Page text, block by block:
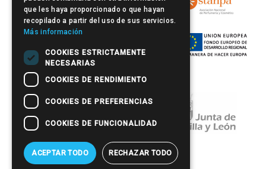
que les haya proporcionado o que hayan
recopilado a partir del uso de sus servicios.
Más información
COOKIES ESTRICTAMENTE
NECESARIAS
COOKIES DE RENDIMIENTO
COOKIES DE PREFERENCIAS
COOKIES DE FUNCIONALIDAD
ACEPTAR TODO RECHAZAR TODO